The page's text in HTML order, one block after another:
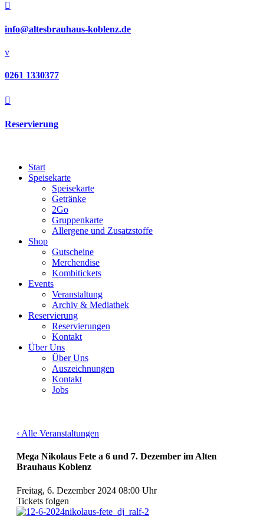

info@altesbrauhaus-koblenz.de
v
0261 1330377

Reservierung
Start
Speisekarte
Speisekarte
Getränke
2Go
Gruppenkarte
Allergene und Zusatzstoffe
Shop
Gutscheine
Merchendise
Kombitickets
Events
Veranstaltung
Archiv & Mediathek
Reservierung
Reservierungen
Kontakt
Über Uns
Über Uns
Auszeichnungen
Kontakt
Jobs
‹ Alle Veranstaltungen
Mega Nikolaus Fete a 6 und 7. Dezember im Alten
Brauhaus Koblenz
Freitag, 6. Dezember 2024 08:00 Uhr
Tickets folgen